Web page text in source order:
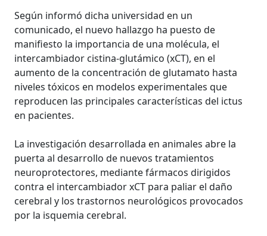
Según informó dicha universidad en un
comunicado, el nuevo hallazgo ha puesto de
manifiesto la importancia de una molécula, el
intercambiador cistina-glutámico (xCT), en el
aumento de la concentración de glutamato hasta
niveles tóxicos en modelos experimentales que
reproducen las principales características del ictus
en pacientes.
La investigación desarrollada en animales abre la
puerta al desarrollo de nuevos tratamientos
neuroprotectores, mediante fármacos dirigidos
contra el intercambiador xCT para paliar el daño
cerebral y los trastornos neurológicos provocados
por la isquemia cerebral.